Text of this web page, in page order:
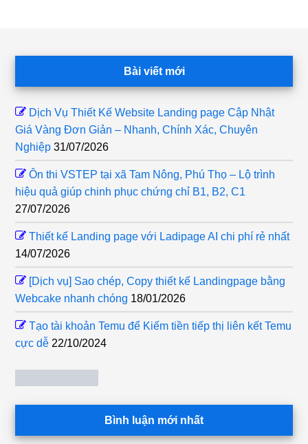
Bài viết mới
Dịch Vụ Thiết Kế Website Landing page Cập Nhật
Giá Vàng Đơn Giản – Nhanh, Chính Xác, Chuyên
Nghiệp 31/07/2026
Ôn thi VSTEP tại xã Tam Nông, Phú Thọ – Lộ trình
hiệu quả giúp chinh phục chứng chỉ B1, B2, C1
27/07/2026
Thiết kế Landing page với Ladipage AI chi phí rẻ nhất
14/07/2026
[Dịch vụ] Sao chép, Copy thiết kế Landingpage bằng
Webcake nhanh chóng 18/01/2026
Tạo tài khoản Temu để Kiếm tiền tiếp thị liên kết Temu
cực dễ 22/10/2024
Bình luận mới nhất